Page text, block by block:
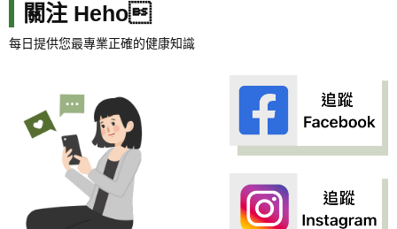
關注 Heho
每日提供您最專業正確的健康知識